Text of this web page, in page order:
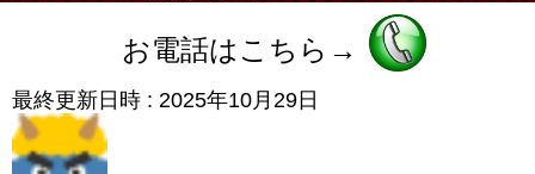
お電話はこちら→
最終更新日時 : 2025年10月29日